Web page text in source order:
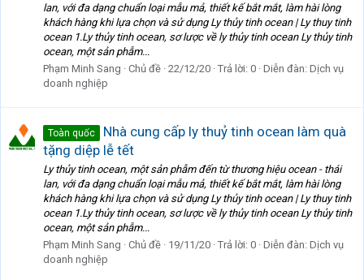
lan, với đa dạng chuẩn loại mẫu mả, thiết kế bắt mắt, làm hài lòng
khách hàng khi lựa chọn và sử dụng Ly thủy tinh ocean | Ly thuy tinh
ocean 1.Ly thủy tinh ocean, sơ lược về ly thủy tinh ocean Ly thủy tinh
ocean, một sản phẫm...
Phạm Minh Sang
Chủ đề 22/12/20 Trả lời: 0 Diễn đàn: Dịch vụ
doanh nghiệp
Toàn quốc
Nhà cung cấp ly thuỷ tinh ocean làm quà
tặng diệp lễ tết
Ly thủy tinh ocean, một sản phẫm đến từ thương hiệu ocean - thái
lan, với đa dạng chuẩn loại mẫu mả, thiết kế bắt mắt, làm hài lòng
khách hàng khi lựa chọn và sử dụng Ly thủy tinh ocean | Ly thuy tinh
ocean 1.Ly thủy tinh ocean, sơ lược về ly thủy tinh ocean Ly thủy tinh
ocean, một sản phẫm...
Phạm Minh Sang
Chủ đề 19/11/20 Trả lời: 0 Diễn đàn: Dịch vụ
doanh nghiệp